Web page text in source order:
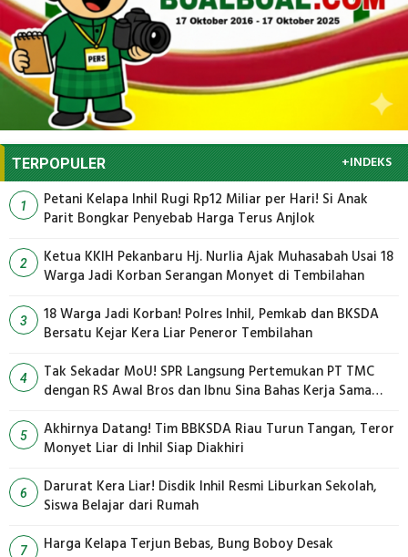
TERPOPULER +INDEKS
1
Petani Kelapa Inhil Rugi Rp12 Miliar per Hari! Si Anak
Parit Bongkar Penyebab Harga Terus Anjlok
2
Ketua KKIH Pekanbaru Hj. Nurlia Ajak Muhasabah Usai 18
Warga Jadi Korban Serangan Monyet di Tembilahan
3
18 Warga Jadi Korban! Polres Inhil, Pemkab dan BKSDA
Bersatu Kejar Kera Liar Peneror Tembilahan
4
Tak Sekadar MoU! SPR Langsung Pertemukan PT TMC
dengan RS Awal Bros dan Ibnu Sina Bahas Kerja Sama
5
Akhirnya Datang! Tim BBKSDA Riau Turun Tangan, Teror
Monyet Liar di Inhil Siap Diakhiri
6
Darurat Kera Liar! Disdik Inhil Resmi Liburkan Sekolah,
Siswa Belajar dari Rumah
7
Harga Kelapa Terjun Bebas, Bung Boboy Desak